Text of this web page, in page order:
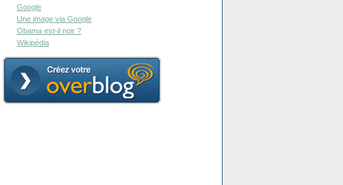
Google
Une image via Google
Obama est-il noir ?
Wikipédia